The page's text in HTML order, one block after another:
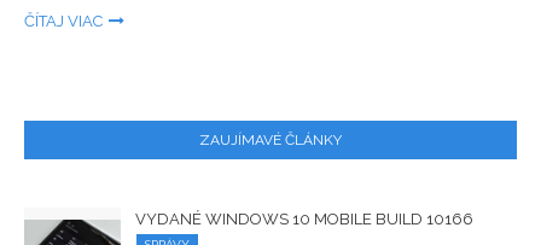
ČÍTAJ VIAC
ZAUJÍMAVÉ ČLÁNKY
VYDANÉ WINDOWS 10 MOBILE BUILD 10166